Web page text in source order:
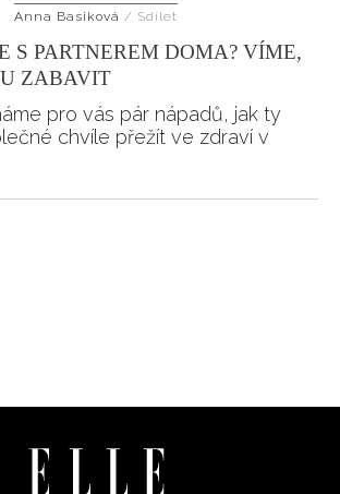
Anna Basiková / Sdílet
S PARTNEREM DOMA? VÍME,
ZABAVIT
pro vás pár nápadů, jak ty
chvíle přežít ve zdraví v